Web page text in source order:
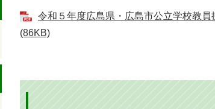
令和５年度広島県・広島市公立学校教
(86KB)